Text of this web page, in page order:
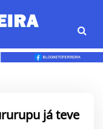
já teve